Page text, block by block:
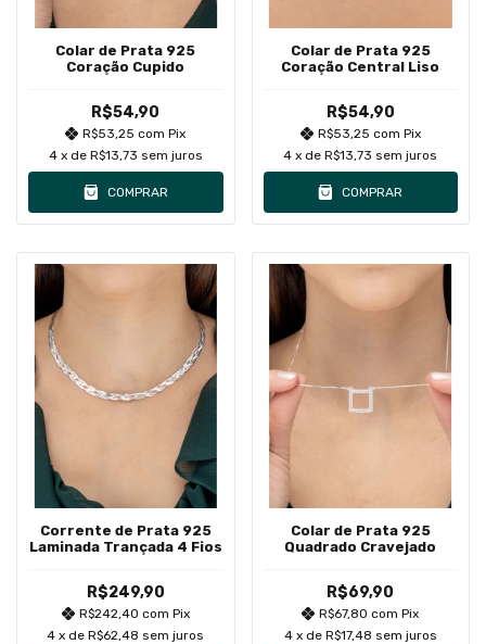
Colar de Prata 925
Coração Cupido
R$54,90
R$53,25com Pix
4 x de R$13,73 sem juros
COMPRAR
Colar de Prata 925
Coração Central Liso
R$54,90
R$53,25 com Pix
4 x deR$13,73 sem juros
COMPRAR
Corrente de Prata 925
Laminada Trançada 4 Fios
R$249,90
R$242,40 com Pix
4 x deR$62,48 sem juros
Colar de Prata 925
Quadrado Cravejado
R$69,90
R$67,80com Pix
4 x de R$17,48 sem juros